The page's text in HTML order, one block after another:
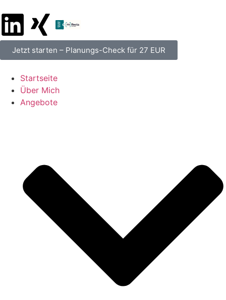
Jetzt starten – Planungs-Check für 27 EUR
Startseite
Über Mich
Angebote